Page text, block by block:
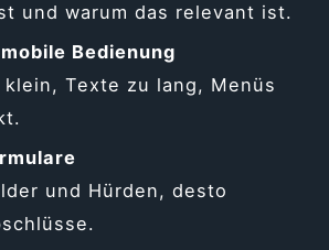
und warum das relevant ist.
Bedienung
Texte zu lang, Menüs
und Hürden, desto